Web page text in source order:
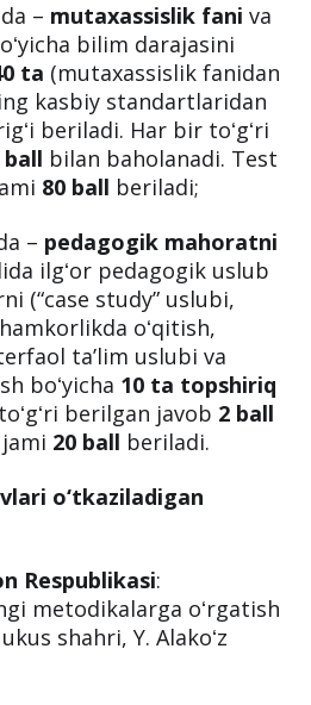
– mutaxassislik fani va
bilim darajasini
ta (mutaxassislik fanidan
kasbiy standartlaridan
beriladi. Har bir toʻgʻri
ball bilan baholanadi. Test
80 ball beriladi;
– pedagogik mahoratni
ilgʻor pedagogik uslub
(“case study” uslubi,
oʻqitish,
taʼlim uslubi va
boʻyicha 10 ta topshiriq
berilgan javob 2 ball
20 ball beriladi.
o‘tkaziladigan
Respublikasi:
metodikalarga oʻrgatish
shahri, Y. Alakoʻz